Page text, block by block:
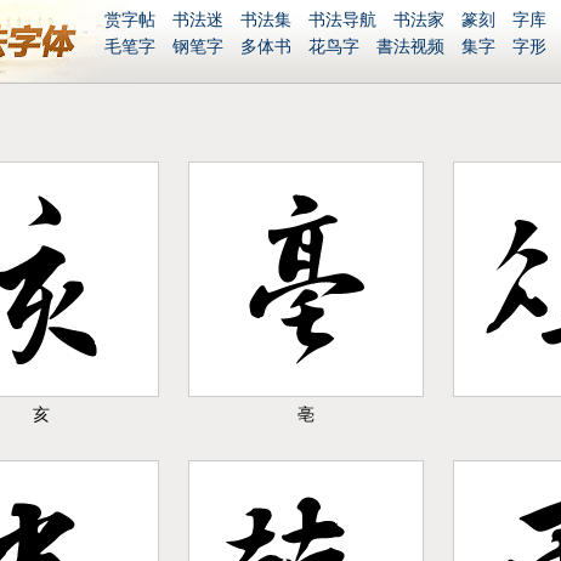
赏字帖 书法迷 书法集 书法导航 书法家 篆刻 字库
毛笔字
钢笔字 多体书 花鸟字 書法视频 集字 字形
亥 亳